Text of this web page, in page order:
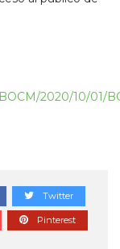
2020/10/01/
Twitter
Pinterest